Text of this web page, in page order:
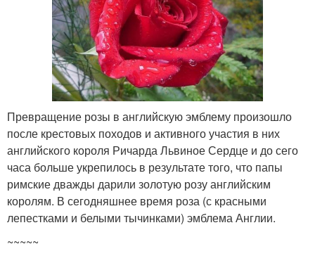
Превращение розы в английскую эмблему произошло
после крестовых походов и активного участия в них
английского короля Ричарда Львиное Сердце и до сего
часа больше укрепилось в результате того, что папы
римские дважды дарили золотую розу английским
королям. В сегодняшнее время роза (с красными
лепестками и белыми тычинками) эмблема Англии.
~~~~~